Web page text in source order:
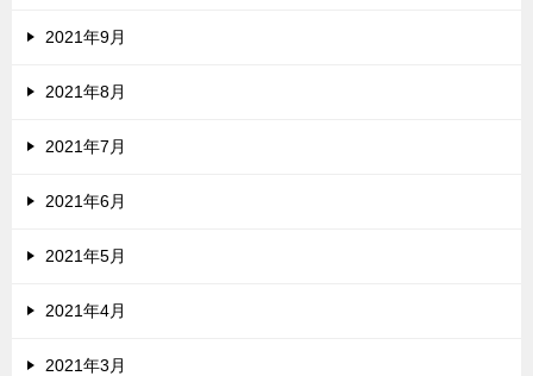
2021年9月
2021年8月
2021年7月
2021年6月
2021年5月
2021年4月
2021年3月